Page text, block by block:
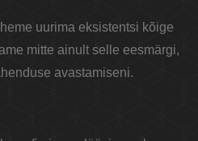
uurima eksistentsi kõige
mitte ainult selle eesmärgi,
avastamiseni.